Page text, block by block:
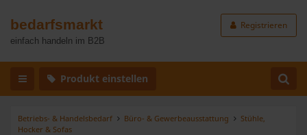
bedarfsmarkt
einfach handeln im B2B
Registrieren
Produkt einstellen
Betriebs- & Handelsbedarf Büro- & Gewerbeausstattung
Stühle,
Hocker & Sofas